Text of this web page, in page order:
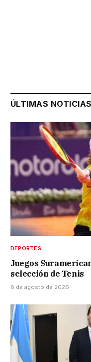
ÚLTIMAS NOTICIAS
DEPORTES
Juegos
selección de Tenis
6 de agosto de 2026